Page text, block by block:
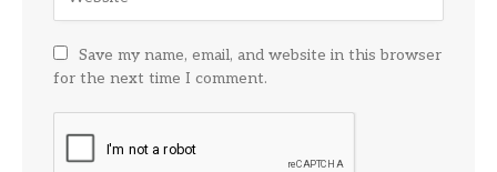
Save my name, email, and website in this browser
for the next time I comment.